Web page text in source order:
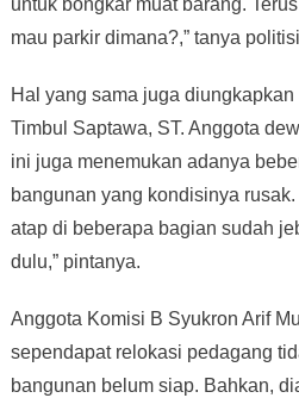
untuk bongkar muat barang.
mau parkir dimana?,” tanya
Hal yang sama juga
Timbul Saptawa, ST. Anggota
ini juga menemukan adanya
bangunan yang kondisinya
atap di beberapa bagian sudah
dulu,” pintanya.
Anggota Komisi B Syukron Arif
sependapat relokasi pedagang
bangunan belum siap. Bahkan,